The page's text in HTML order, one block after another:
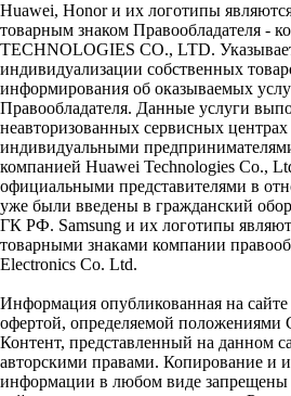
Huawei, Honor и их логотипы
товарным знаком Правообладателя -
TECHNOLOGIES CO., LTD.
индивидуализации собственных
информирования об оказываемых
Правообладателя. Данные услуги
неавторизованных сервисных
индивидуальными
компанией Huawei Technologies Co.,
официальными представителями в
уже были введены в гражданский
ГК РФ. Samsung и их логотипы
товарными знаками компании
Electronics Co. Ltd.
Информация опубликованная на сайте
офертой, определяемой
Контент, представленный на данном
авторскими правами. Копирование и
информации в любом виде запрещены